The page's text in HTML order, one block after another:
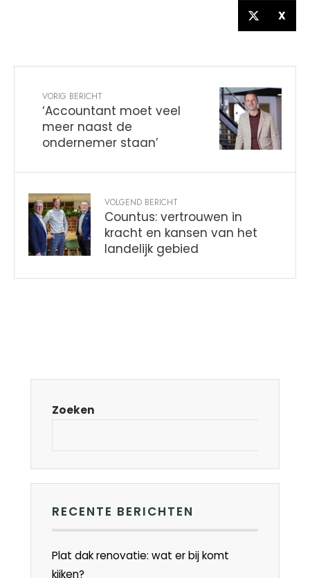
X
VORIG BERICHT
‘Accountant moet veel
meer naast de
ondernemer staan’
VOLGEND BERICHT
Countus: vertrouwen in
kracht en kansen van het
landelijk gebied
Zoeken
RECENTE BERICHTEN
Plat dak renovatie: wat er bij komt
kijken?